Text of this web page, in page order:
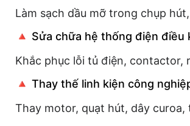
Làm sạch dầu mỡ trong chụp
🔺 Sửa chữa hệ thống điện điều
Khắc phục lỗi tủ điện, contactor,
🔺 Thay thế linh kiện công
Thay motor, quạt hút, dây curoa,